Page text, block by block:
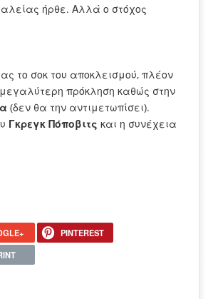
ήρθε. Αλλά ο στόχος
το σοκ του αποκλεισμού, πλέον
πρόκληση καθώς στην
(δεν θα την αντιμετωπίσει).
Γκρεγκ Πόποβιτς και η συνέχεια
PINTEREST